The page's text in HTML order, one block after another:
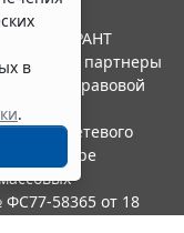
в
.
ГАРАНТ
и ее партнеры
правовой
сетевого
в сфере
58365 от 18